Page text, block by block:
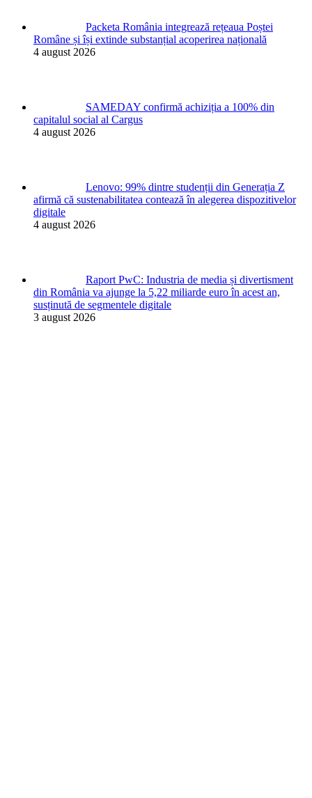
Packeta România integrează rețeaua Poștei
Române și își extinde substanțial acoperirea națională
4 august 2026
SAMEDAY confirmă achiziția a 100% din
capitalul social al Cargus
4 august 2026
Lenovo: 99% dintre studenții din Generația Z
afirmă că sustenabilitatea contează în alegerea dispozitivelor
digitale
4 august 2026
Raport PwC: Industria de media și divertisment
din România va ajunge la 5,22 miliarde euro în acest an,
susținută de segmentele digitale
3 august 2026